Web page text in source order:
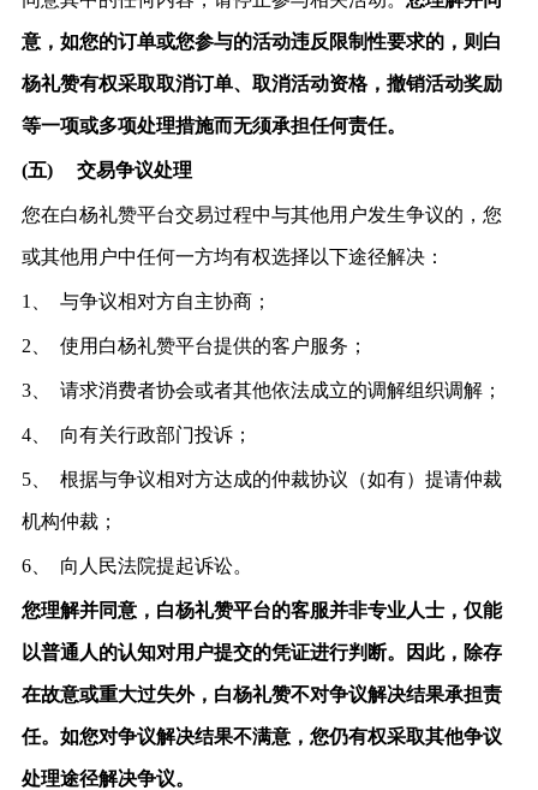
意，如您的订单或您参与的活动违反限制性要求的，则白
杨礼赞有权采取取消订单、取消活动资格，撤销活动奖励
等一项或多项处理措施而无须承担任何责任。
(五) 交易争议处理
您在白杨礼赞平台交易过程中与其他用户发生争议的，您
或其他用户中任何一方均有权选择以下途径解决：
1、 与争议相对方自主协商；
2、 使用白杨礼赞平台提供的客户服务；
3、 请求消费者协会或者其他依法成立的调解组织调解；
4、 向有关行政部门投诉；
5、 根据与争议相对方达成的仲裁协议（如有）提请仲裁
机构仲裁；
6、 向人民法院提起诉讼。
您理解并同意，白杨礼赞平台的客服并非专业人士，仅能
以普通人的认知对用户提交的凭证进行判断。因此，除存
在故意或重大过失外，白杨礼赞不对争议解决结果承担责
任。如您对争议解决结果不满意，您仍有权采取其他争议
处理途径解决争议。